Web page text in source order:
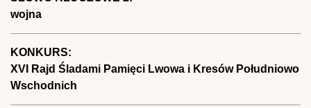
wojna
KONKURS:
XVI Rajd Śladami Pamięci Lwowa i Kresów Południowo
Wschodnich